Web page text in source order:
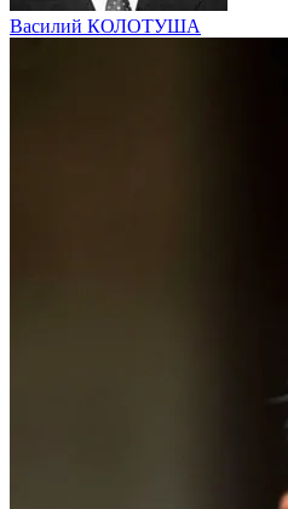
Василий КОЛОТУША